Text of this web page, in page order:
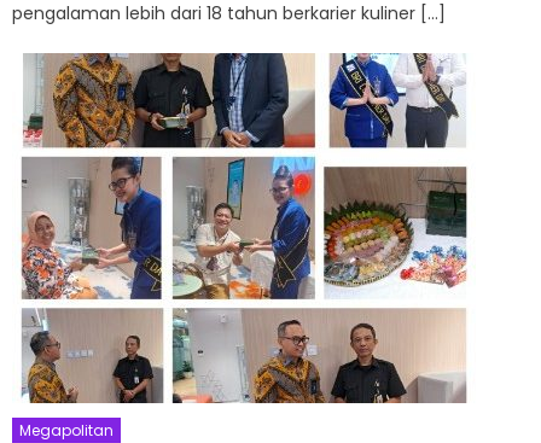
pengalaman lebih dari 18 tahun berkarier kuliner […]
Megapolitan